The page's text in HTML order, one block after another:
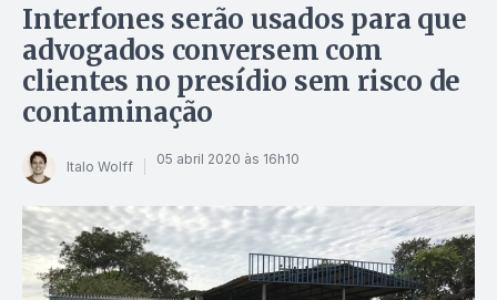
Interfones serão usados para que
advogados conversem com
clientes no presídio sem risco de
contaminação
Italo Wolff 05 abril 2020 às 16h10